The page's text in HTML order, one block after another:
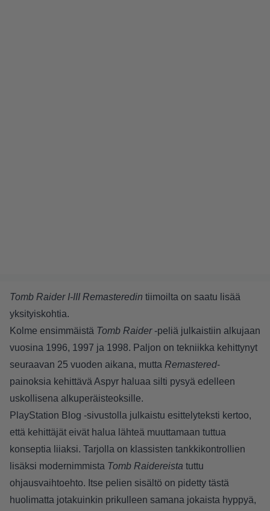
Tomb Raider I-III Remasteredin tiimoilta on saatu lisää
yksityiskohtia.
Kolme ensimmäistä Tomb Raider-peliä julkaistiin alkujaan
vuosina 1996, 1997 ja 1998. Paljon on tekniikka kehittynyt
seuraavan 25 vuoden aikana, mutta Remastered-
painoksia kehittävä Aspyr haluaa silti pysyä edelleen
uskollisena alkuperäisteoksille.
PlayStation Blog -sivustolla julkaistu esittelyteksti kertoo,
että kehittäjät eivät halua lähteä muuttamaan tuttua
konseptia liiaksi. Tarjolla on klassisten tankkikontrollien
lisäksi modernimmista Tomb Raidereista tuttu
ohjausvaihtoehto. Itse pelien sisältö on pidetty tästä
huolimatta jotakuinkin prikulleen samana jokaista hyppyä,